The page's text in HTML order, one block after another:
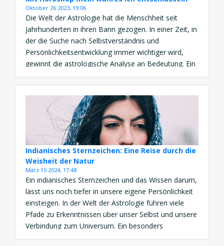
Oktober 26 2023, 19:06
Die Welt der Astrologie hat die Menschheit seit
Jahrhunderten in ihren Bann gezogen. In einer Zeit, in
der die Suche nach Selbstverständnis und
Persönlichkeitsentwicklung immer wichtiger wird,
gewinnt die astrologische Analyse an Bedeutung. Ein
zentraler Aspekt der Astrologie, der die Neugier und
Faszination der Menschen auf der ganzen Welt
weckt, ist das Horoskop „Mein wahres […]
Indianisches Sternzeichen: Eine Reise durch die
Weisheit der Natur
März 15 2024, 17:48
Ein indianisches Sternzeichen und das Wissen darum,
lässt uns noch tiefer in unsere eigene Persönlichkeit
einsteigen. In der Welt der Astrologie führen viele
Pfade zu Erkenntnissen über unser Selbst und unsere
Verbindung zum Universum. Ein besonders
faszinierender Weg ist der der indianischen